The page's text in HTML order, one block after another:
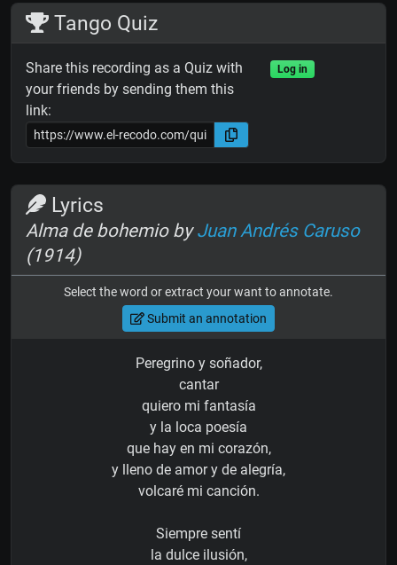
Tango Quiz
Share this recording as a Quiz with
your friends by sending them this
link:
Log in
Lyrics
Alma de bohemio byJuan Andrés Caruso
(1914)
Select the word or extract your want to annotate.
Submit an annotation
Peregrino y soñador,
cantar
quiero mi fantasía
y la loca poesía
que hay en mi corazón,
y lleno de amor y de alegría,
volcaré mi canción.
Siempre sentí
la dulce ilusión,